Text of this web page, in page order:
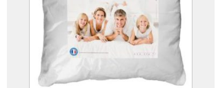
choisies
sur
page
du
produit